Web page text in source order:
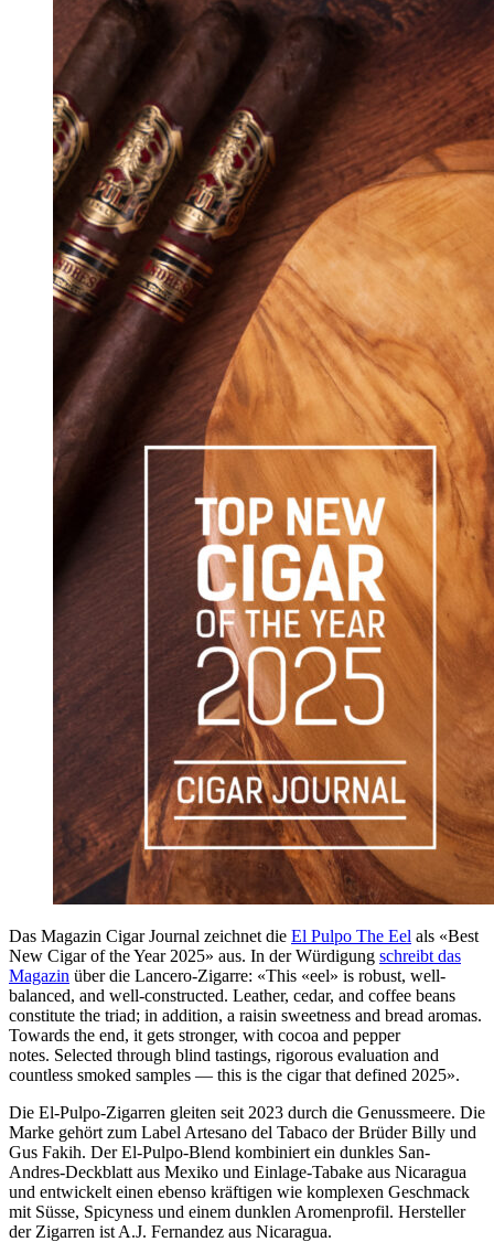
Das Magazin Cigar Journal zeichnet die El Pulpo The Eel als «Best
New Cigar of the Year 2025» aus. In der Würdigung schreibt das
Magazin über die Lancero-Zigarre: «This «eel» is robust, well-
balanced, and well-constructed. Leather, cedar, and coffee beans
constitute the triad; in addition, a raisin sweetness and bread aromas.
Towards the end, it gets stronger, with cocoa and pepper
notes. Selected through blind tastings, rigorous evaluation and
countless smoked samples — this is the cigar that defined 2025».
Die El-Pulpo-Zigarren gleiten seit 2023 durch die Genussmeere. Die
Marke gehört zum Label Artesano del Tabaco der Brüder Billy und
Gus Fakih. Der El-Pulpo-Blend kombiniert ein dunkles San-
Andres-Deckblatt aus Mexiko und Einlage-Tabake aus Nicaragua
und entwickelt einen ebenso kräftigen wie komplexen Geschmack
mit Süsse, Spicyness und einem dunklen Aromenprofil. Hersteller
der Zigarren ist A.J. Fernandez aus Nicaragua.